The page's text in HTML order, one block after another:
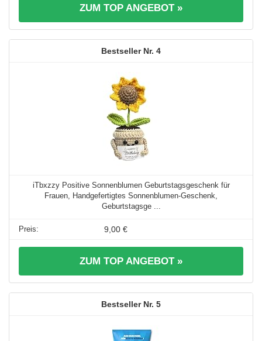
ZUM TOP ANGEBOT »
4
iTbxzzy Positive Sonnenblumen Geburtstagsgeschenk für
Frauen, Handgefertigtes Sonnenblumen-Geschenk,
Geburtstagsge ...
9,00 €
ZUM TOP ANGEBOT »
5